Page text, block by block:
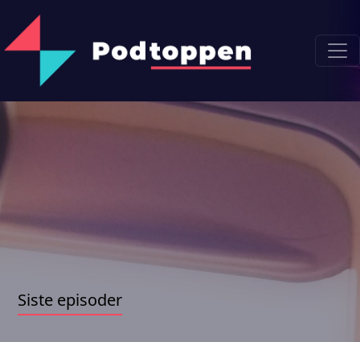
Siste episoder